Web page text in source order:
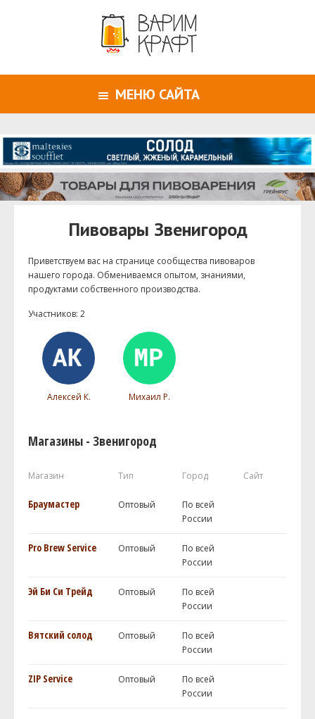
МЕНЮ САЙТА
Пивовары Звенигород
Приветствуем ваc на странице сообщества пивоваров
нашего города. Обмениваемся опытом, знаниями,
продуктами собственного производства.
Участников: 2
Алексей К. Михаил Р.
Магазины - Звенигород
Магазин Тип Город Сайт
Браумастер Оптовый
По всей
России
Pro Brew Service Оптовый
По всей
России
Эй Би Си Трейд Оптовый
По всей
России
Вятский солод Оптовый
По всей
России
ZIP Service Оптовый
По всей
России